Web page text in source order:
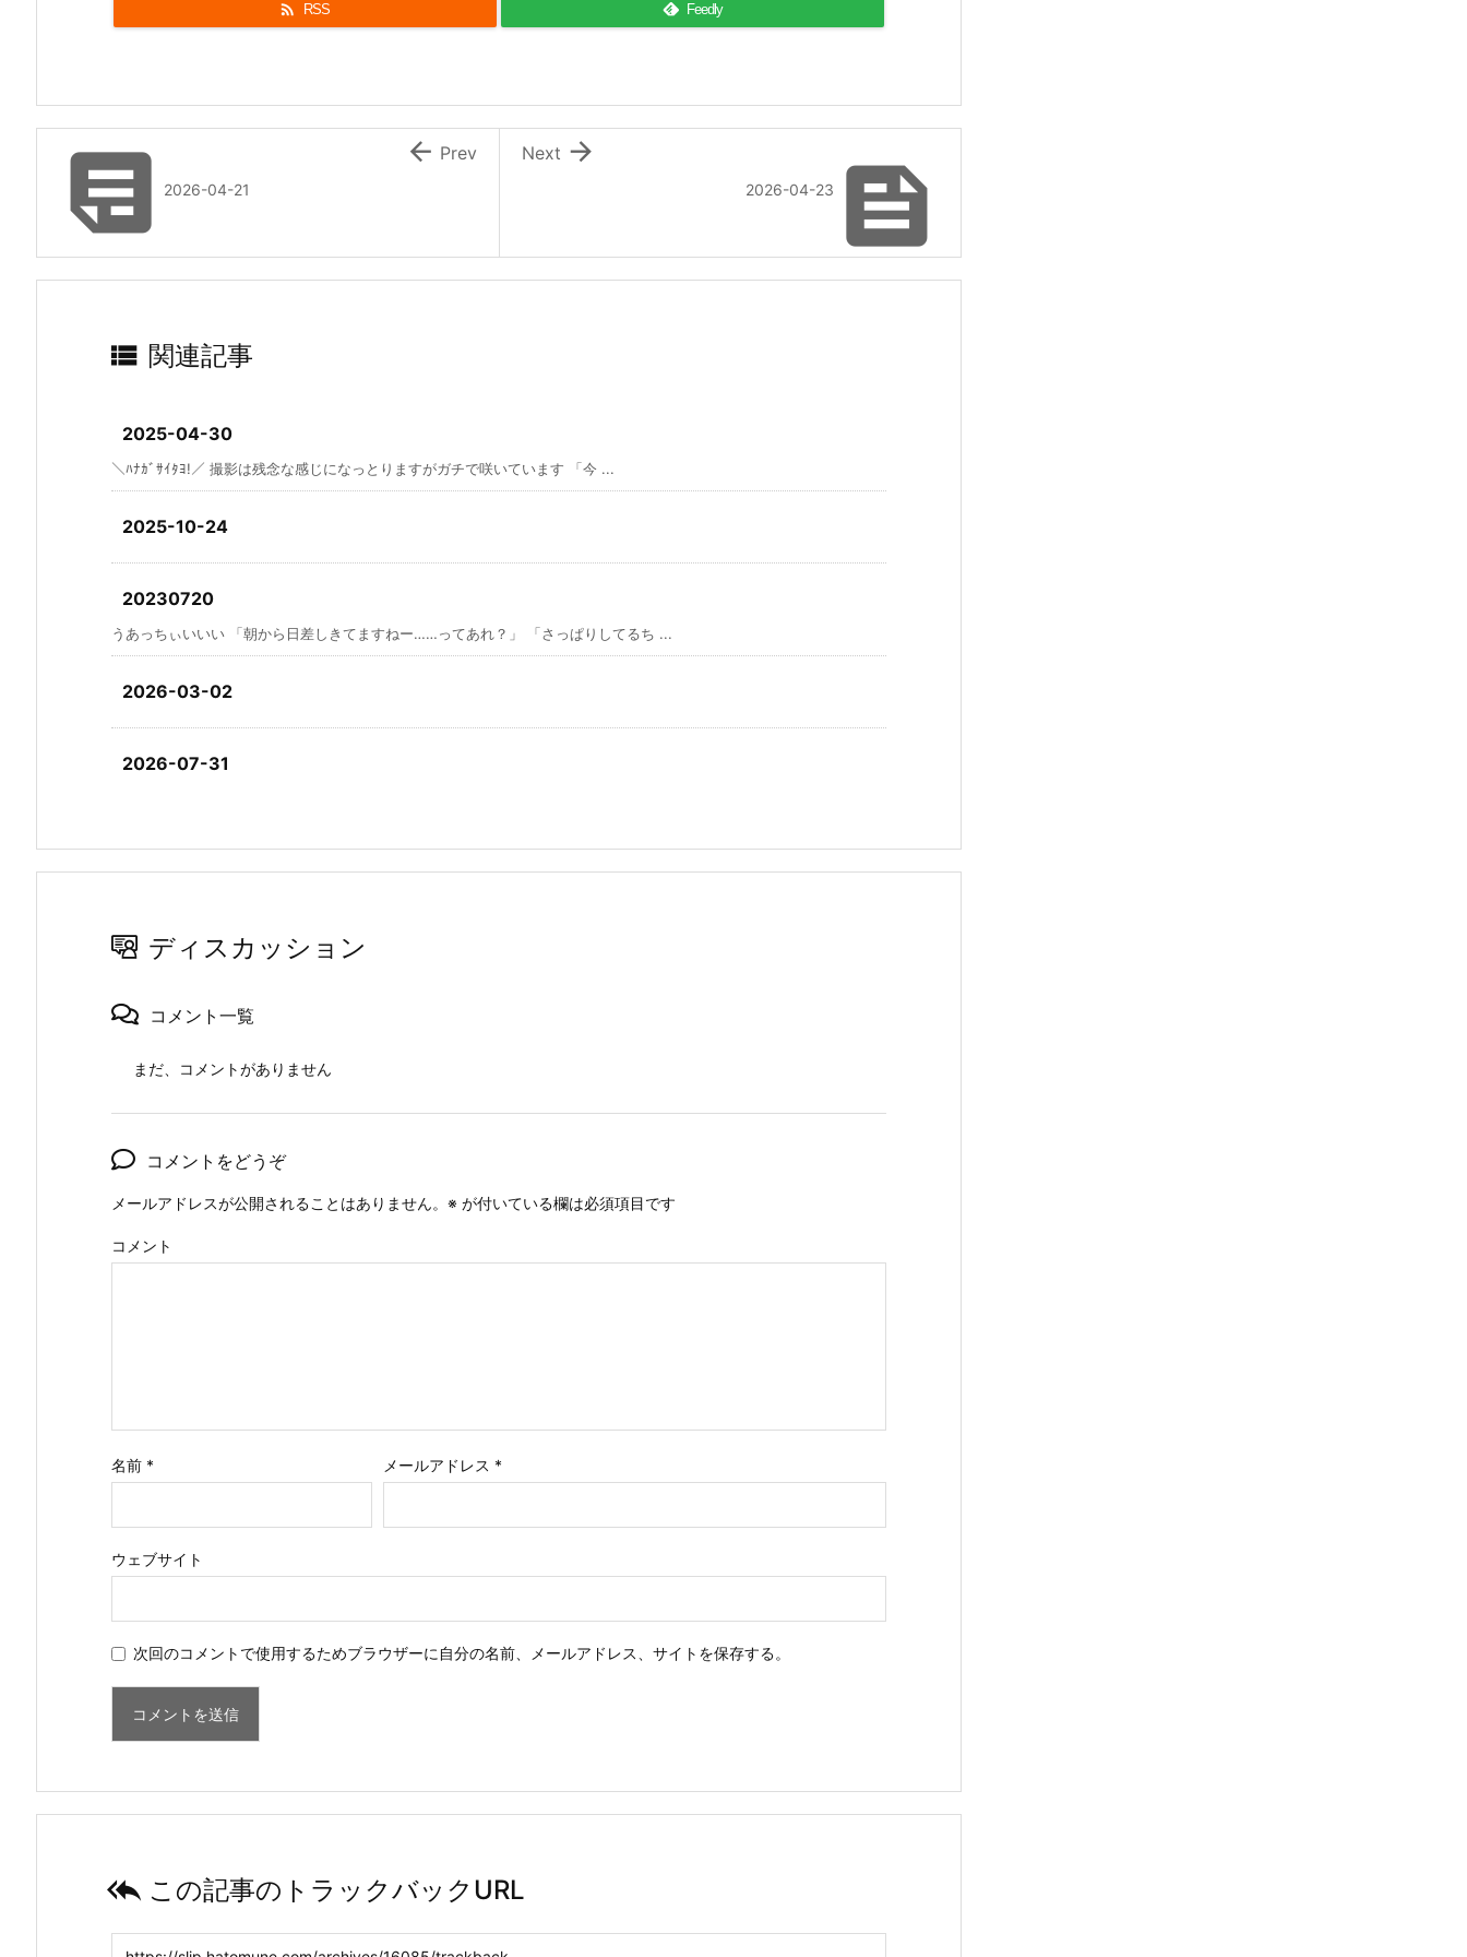
 RSS Feedly

2026-04-23

Next
2026-04-21
 Prev
 関連記事
2025-04-30
＼ﾊﾅｶﾞｻｲﾀﾖ!／ 撮影は残念な感じになっとりますがガチで咲いています 「今 ...
2025-10-24
20230720
うあっちぃいいい 「朝から日差しきてますねー……ってあれ？」 「さっぱりしてるち ...
2026-03-02
2026-07-31
ディスカッション
コメント一覧
まだ、コメントがありません
コメントをどうぞ
メールアドレスが公開されることはありません。 ※ が付いている欄は必須項目です
コメント
名前 * メールアドレス *
ウェブサイト
次回のコメントで使用するためブラウザーに自分の名前、メールアドレス、サイトを保存する。
 この記事のトラックバックURL